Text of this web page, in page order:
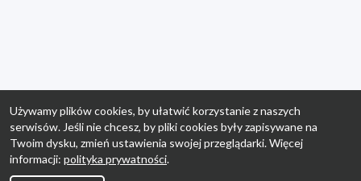
Używamy plików cookies, by ułatwić korzystanie z naszych
serwisów. Jeśli nie chcesz, by pliki cookies były zapisywane na
Twoim dysku, zmień ustawienia swojej przeglądarki. Więcej
informacji: polityka prywatności.